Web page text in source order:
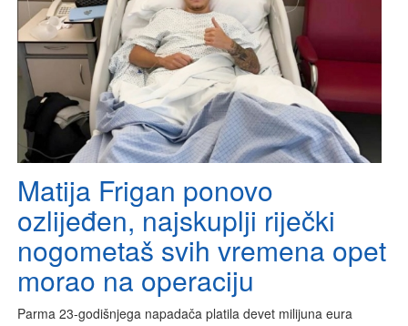
Matija Frigan ponovo
ozlijeđen, najskuplji riječki
nogometaš svih vremena opet
morao na operaciju
Parma 23-godišnjega napadača platila devet milijuna eura